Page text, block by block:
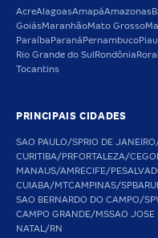
AcreAlagoasAmapáAmazonas
GoiásMaranhãoMato Grosso
Paraíba Paraná Pernambuco
Rio Grande do Sul Rondônia
Tocantins
PRINCIPAIS CIDADES
SAO PAULO/SPRIO DE
CURITIBA/PRFORTALEZA/CE
MANAUS/AMRECIFE/PE
CUIABA/MTCAMPINAS/SP
SAO BERNARDO DO CAMPO/SP
CAMPO GRANDE/MSSAO JOSE
NATAL/RN